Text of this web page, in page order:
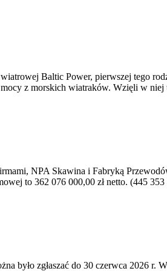
Baltic Power, pierwszej tego
z morskich wiatraków. Wzięli w
NPA Skawina i Fabryką
to 362 076 000,00 zł netto. (445
zgłaszać do 30 czerwca 2026 r.